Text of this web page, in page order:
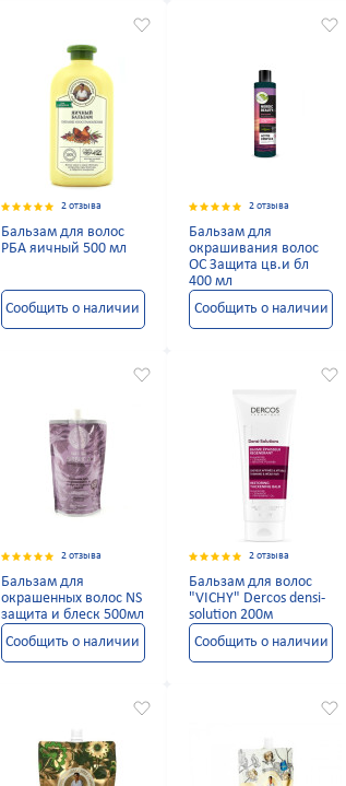
2 отзыва
Бальзам для волос
РБА яичный 500 мл
Сообщить о наличии
2 отзыва
Бальзам для
окрашивания волос
ОС Защита цв.и бл
400 мл
Сообщить о наличии
2 отзыва
Бальзам для
окрашенных волос NS
защита и блеск 500мл
Сообщить о наличии
2 отзыва
Бальзам для волос
"VICHY" Dercos densi-
solution 200м
Сообщить о наличии